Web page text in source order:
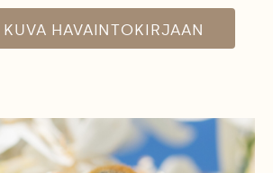
KUVA HAVAINTOKIRJAAN